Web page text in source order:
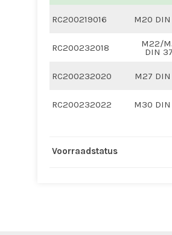
RC200219016 M20
RC200232018 M22/
DIN
RC200232020 M27
RC200232022 M30
Voorraadstatus